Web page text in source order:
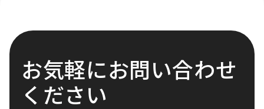
お気軽にお問い合わせ
ください